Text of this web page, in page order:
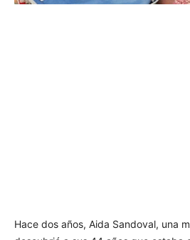
Hace dos años, Aida Sandoval, una